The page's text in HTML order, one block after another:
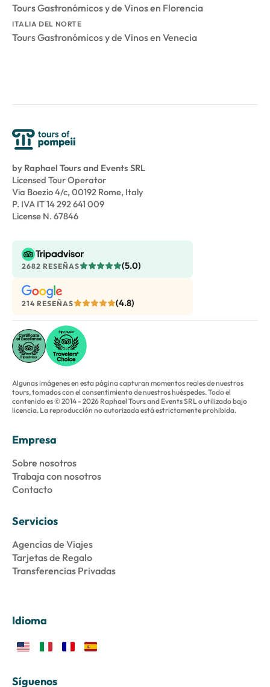
Tours Gastronómicos y de Vinos en Florencia
ITALIA DEL NORTE
Tours Gastronómicos y de Vinos en Venecia
by Raphael Tours and Events SRL
Licensed Tour Operator
Via Boezio 4/c, 00192 Rome, Italy
P. IVA IT 14 292 641 009
License N. 67846
2682 RESEÑAS (5.0)
214 RESEÑAS (4.8)
Algunas imágenes en esta página capturan momentos reales de nuestros
tours, tomados con el consentimiento de nuestros huéspedes. Todo el
contenido es © 2014 - 2026 Raphael Tours and Events SRL o utilizado bajo
licencia. La reproducción no autorizada está estrictamente prohibida.
Empresa
Sobre nosotros
Trabaja con nosotros
Contacto
Servicios
Agencias de Viajes
Tarjetas de Regalo
Transferencias Privadas
Idioma
Síguenos